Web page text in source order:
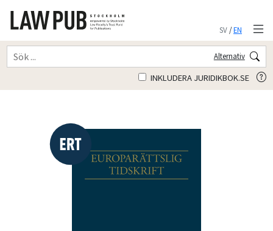
SV/EN
Alternativ
INKLUDERA JURIDIKBOK.SE